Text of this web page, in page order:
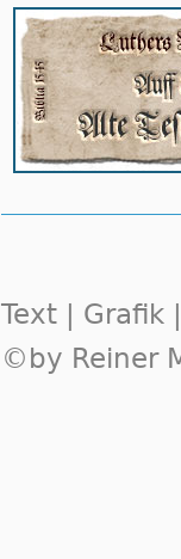
Text | Grafik
©by Reiner